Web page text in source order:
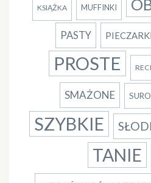
KSIĄŻKA MUFFINKI
PASTY PIECZARKI
PROSTE
SMAŻONE
SZYBKIE
TANIE